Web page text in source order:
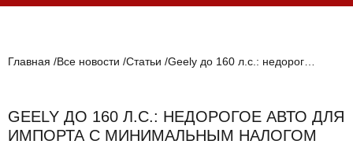
нами по официальнымконтактам, указанным в соц сетях
Главная Все новости Статьи
GEELY ДО 160 Л.С.: НЕДОРОГОЕ АВТО ДЛЯ
ИМПОРТА С МИНИМАЛЬНЫМ НАЛОГОМ